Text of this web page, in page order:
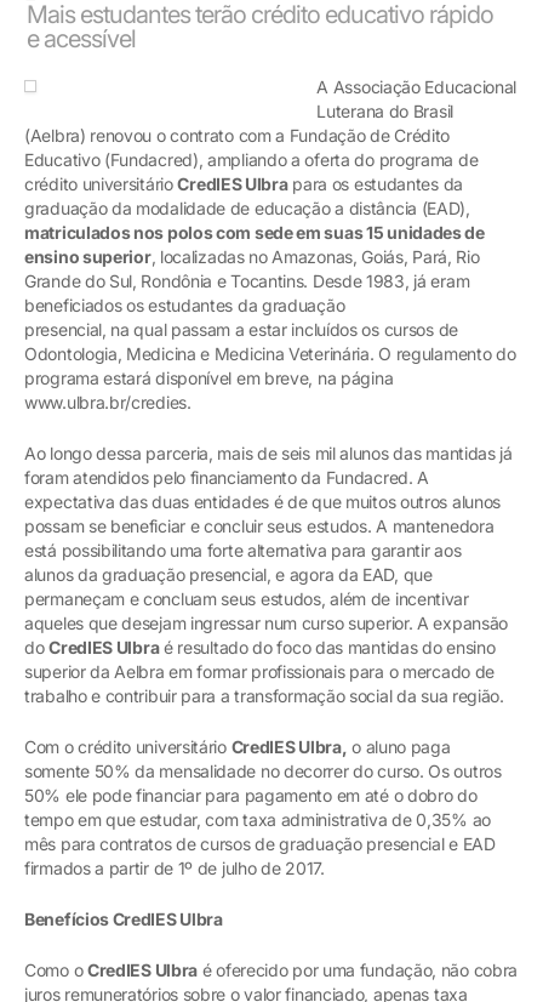
Mais estudantes terão crédito educativo rápido
e acessível
A Associação Educacional
Luterana do Brasil
(Aelbra) renovou o contrato com a Fundação de Crédito
Educativo (Fundacred), ampliando a oferta do programa de
crédito universitárioCredIES Ulbrapara os estudantes da
graduação da modalidade de educação a distância (EAD),
matriculados nos polos com sede em suas 15 unidades de
ensino superior, localizadas no Amazonas, Goiás, Pará, Rio
Grande do Sul, Rondônia e Tocantins. Desde 1983, já eram
beneficiados os estudantes da graduação
presencial, na qual passam a estar incluídos os cursos de
Odontologia, Medicina e Medicina Veterinária. O regulamento do
programa estará disponível em breve, na página
www.ulbra.br/credies.
Ao longo dessa parceria, mais de seis mil alunos das mantidas já
foram atendidos pelo financiamento da Fundacred. A
expectativa das duas entidades é de que muitos outros alunos
possam se beneficiar e concluir seus estudos. A mantenedora
está possibilitando uma forte alternativa para garantir aos
alunos da graduação presencial, e agora da EAD, que
permaneçam e concluam seus estudos, além de incentivar
aqueles que desejam ingressar num curso superior. A expansão
doCredIES Ulbraé resultado do foco das mantidas do ensino
superior da Aelbra em formar profissionais para o mercado de
trabalho e contribuir para a transformação social da sua região.
Com o crédito universitário CredIES Ulbra, o aluno paga
somente 50% da mensalidade no decorrer do curso. Os outros
50% ele pode financiar para pagamento em até o dobro do
tempo em que estudar, com taxa administrativa de 0,35% ao
mês para contratos de cursos de graduação presencial e EAD
firmados a partir de 1º de julho de 2017.
Benefícios CredIES Ulbra
Como oCredIES Ulbra é oferecido por uma fundação, não cobra
juros remuneratórios sobre o valor financiado, apenas taxa